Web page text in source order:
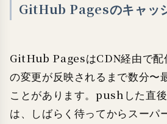
GitHub Pagesのキャッ
GitHub PagesはCDN経由で配
の変更が反映されるまで数分〜
ことがあります。pushした直
は、しばらく待ってからスーパ